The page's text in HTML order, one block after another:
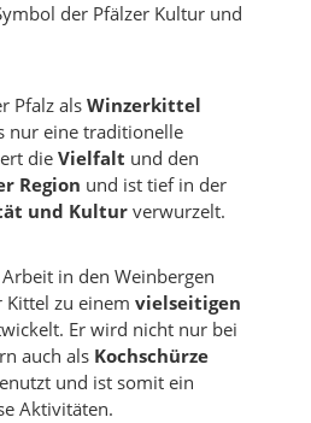
der Pfälzer Kultur und
Pfalz als Winzerkittel
nur eine traditionelle
die Vielfalt und den
Region und ist tief in der
und Kultur verwurzelt.
in den Weinbergen
Kittel zu einem vielseitigen
Er wird nicht nur bei
auch als Kochschürze
und ist somit ein
Aktivitäten.